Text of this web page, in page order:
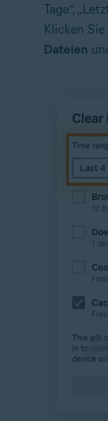
Tage“,
Klicken Sie
Dateien